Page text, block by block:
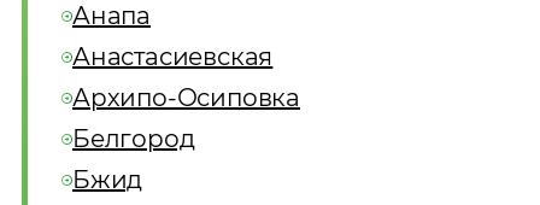
Анапа
Анастасиевская
Архипо-Осиповка
Белгород
Бжид